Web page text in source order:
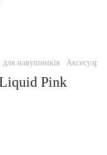
для навушників Аксесуари
Pink